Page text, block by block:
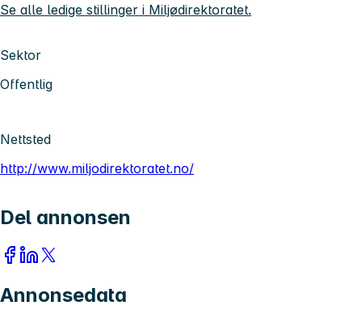
Se alle ledige stillinger i Miljødirektoratet.
Sektor
Offentlig
Nettsted
http://www.miljodirektoratet.no/
Del annonsen
Annonsedata